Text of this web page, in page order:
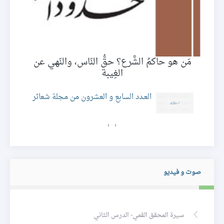
مَن هو حاكمُ الشَّرع؟ حقُّ النّاس، والنّهي عن
الغِيبة
العـدد السابع و العشرون من مجلة شعائر
‹
›
صوت و فيديو
سيرة المحقق القمي- الدرس الثاني